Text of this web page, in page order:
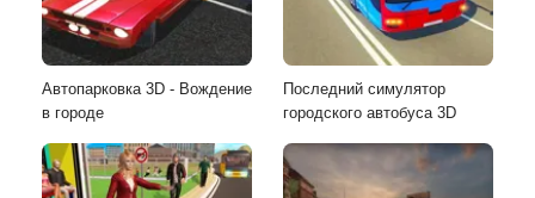
Автопарковка 3D - Вождение
в городе
Последний симулятор
городского автобуса 3D